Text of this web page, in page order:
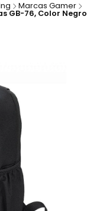
Marcas Gamer
GB-76, Color Negro